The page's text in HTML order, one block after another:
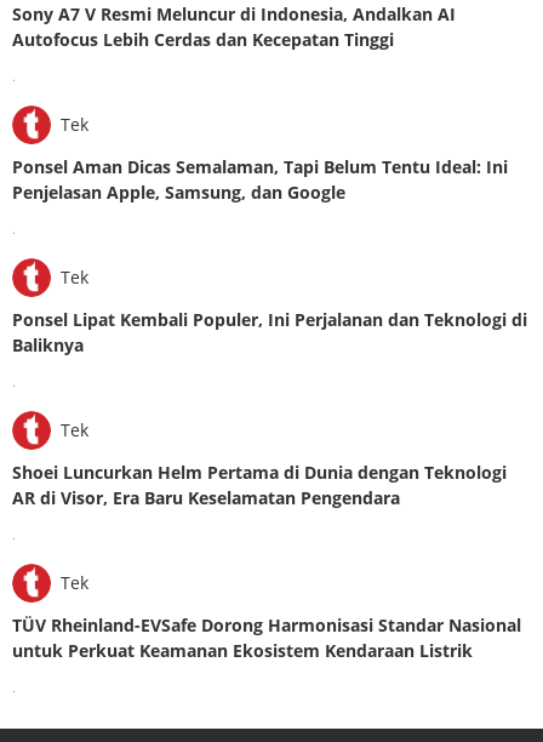
Sony A7 V Resmi Meluncur di Indonesia, Andalkan AI
Autofocus Lebih Cerdas dan Kecepatan Tinggi
Tek
Ponsel Aman Dicas Semalaman, Tapi Belum Tentu Ideal: Ini
Penjelasan Apple, Samsung, dan Google
Tek
Ponsel Lipat Kembali Populer, Ini Perjalanan dan Teknologi di
Baliknya
Tek
Shoei Luncurkan Helm Pertama di Dunia dengan Teknologi
AR di Visor, Era Baru Keselamatan Pengendara
Tek
TÜV Rheinland-EVSafe Dorong Harmonisasi Standar Nasional
untuk Perkuat Keamanan Ekosistem Kendaraan Listrik